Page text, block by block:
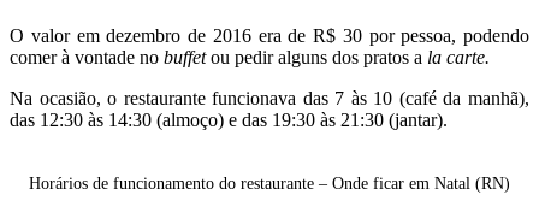
O valor em dezembro de 2016 era de R$ 30 por pessoa, podendo
comer à vontade no buffetou pedir alguns dos pratos a la carte.
Na ocasião, o restaurante funcionava das 7 às 10 (café da manhã),
das 12:30 às 14:30 (almoço) e das 19:30 às 21:30 (jantar).
Horários de funcionamento do restaurante – Onde ficar em Natal (RN)